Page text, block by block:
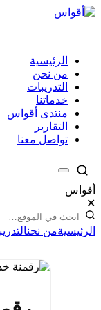
الرئيسية
من نحن
التدريبات
خدماتنا
منتدى أقواس
التقارير
تواصل معنا
أقواس
✕
الرئيسيةمن نحن